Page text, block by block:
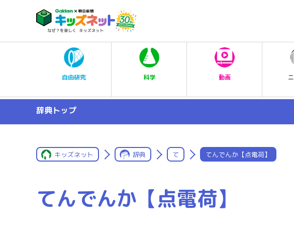
自由研究 科学 動画
辞典トップ
キッズネット 辞典 て てんでんか【点電荷】
てんでんか【点電荷】